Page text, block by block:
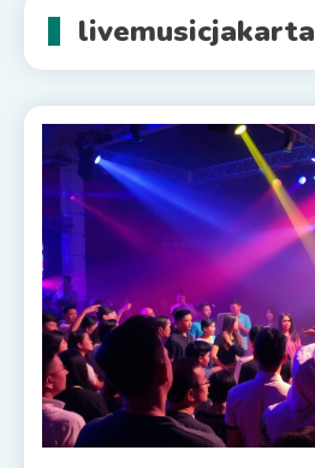
livemusicjakarta